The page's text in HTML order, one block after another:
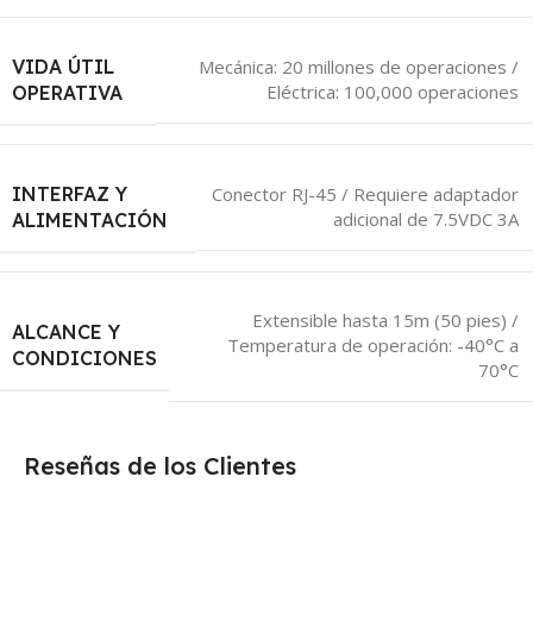
VIDA ÚTIL
OPERATIVA
Mecánica: 20 millones de operaciones /
Eléctrica: 100,000 operaciones
INTERFAZ Y
ALIMENTACIÓN
Conector RJ-45 / Requiere adaptador
adicional de 7.5VDC 3A
ALCANCE Y
CONDICIONES
Extensible hasta 15m (50 pies) /
Temperatura de operación: -40°C a
70°C
Reseñas de los Clientes